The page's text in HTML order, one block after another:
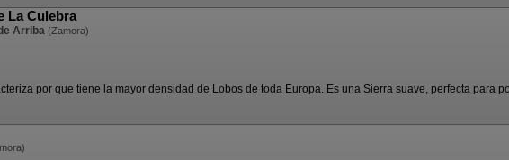
La Culebra
Arriba (Zamora)
por que tiene la mayor densidad de Lobos de toda Europa. Es una Sierra suave, perfecta para